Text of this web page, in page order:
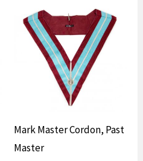
Mark Master Cordon, Past
Master